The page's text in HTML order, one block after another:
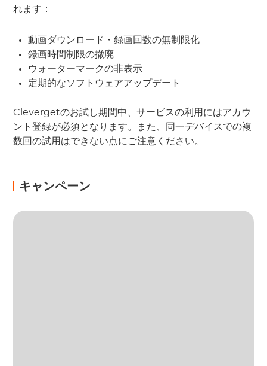
れます：
動画ダウンロード・録画回数の無制限化
録画時間制限の撤廃
ウォーターマークの非表示
定期的なソフトウェアアップデート
Clevergetのお試し期間中、サービスの利用にはアカウ
ント登録が必須となります。また、同一デバイスでの複
数回の試用はできない点にご注意ください。
キャンペーン